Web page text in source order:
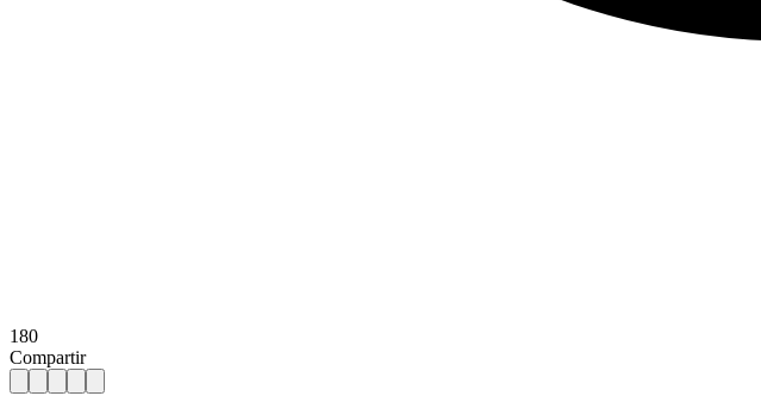
180
Compartir